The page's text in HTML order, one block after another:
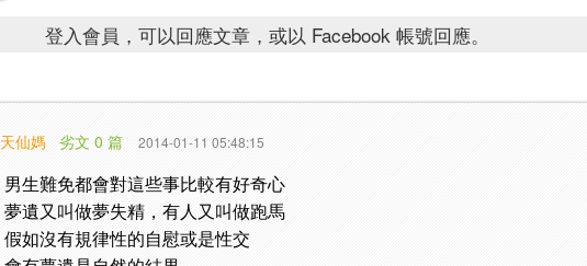
登入會員，可以回應文章，或以 Facebook 帳號回應。
天仙媽 劣文 0 篇 2014-01-11 05:48:15
男生難免都會對這些事比較有好奇心
夢遺又叫做夢失精，有人又叫做跑馬
假如沒有規律性的自慰或是性交